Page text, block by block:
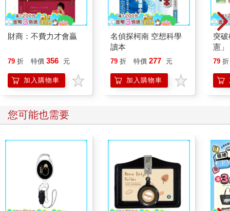
財商：不費力才會贏
79 折 特價 356 元
加入購物車
名偵探柯南 空想科學
讀本
79 折 特價 277 元
加入購物車
突
憲
台
「
79 折
您可能也需要